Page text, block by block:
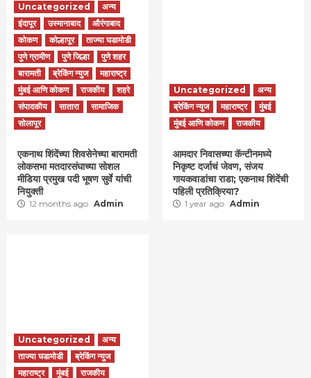
Uncategorized
अन्य
इंदापूर
उस्मानाबाद
औरंगाबाद
कोकण
कोल्हापूर
ताज्या घडामोडी
पुणे ग्रामीण
पुणे जिल्हा
पुणे शहर
बारामती
ब्रेकिंग न्युज
महाराष्ट्र
मुंबई आणि कोकण
राजकीय
शहरे
संपादकीय
सातारा
सामाजिक
सोलापूर
एकनाथ शिंदेंच्या शिवसेनेच्या बारामती
लोकसभा मतदारसंघाच्या सोशल
मीडिया प्रमुख पदी भूषण सुर्वे यांची
नियुक्ती
12 months ago Admin
Uncategorized
अन्य
ब्रेकिंग न्युज
महाराष्ट्र
मुंबई
मुंबई आणि कोकण
राजकीय
आमदार निवासच्या कॅन्टीनमध्ये
निकृष्ट दर्जाचं जेवण, संजय
गायकवाडांचा राडा; एकनाथ शिंदेंची
पहिली प्रतिक्रिया?
1 year ago Admin
Uncategorized
अन्य
ताज्या घडामोडी
ब्रेकिंग न्युज
महाराष्ट्र
मुंबई राजकीय